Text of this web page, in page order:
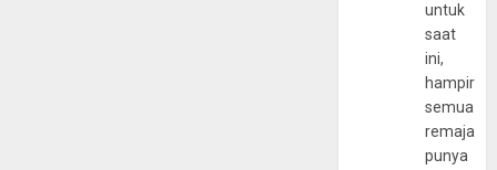
untuk
saat
ini,
hampir
semua
remaja
punya